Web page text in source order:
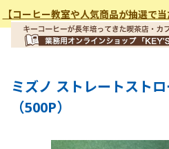
【コーヒー教室や人気商品が抽選で
ミズノ ストレートスト
（500P）